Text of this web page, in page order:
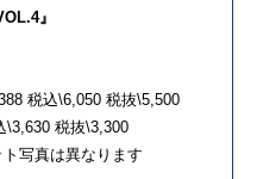
』
税込\6,050 税抜\5,500
税抜\3,300
写真は異なります